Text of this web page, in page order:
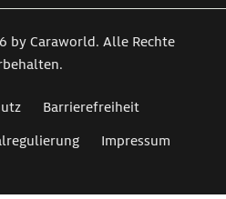
by Caraworld. Alle Rechte
Barrierefreiheit
Impressum